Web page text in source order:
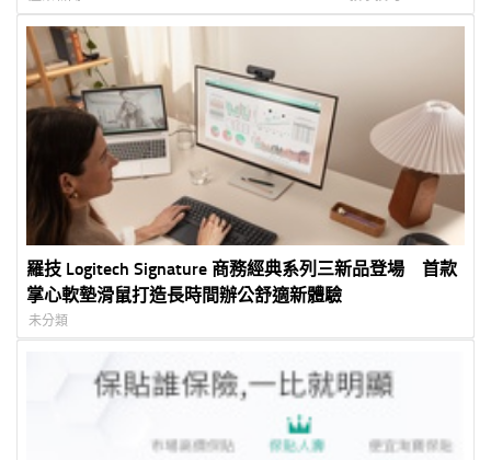
羅技 Logitech Signature 商務經典系列三新品登場 首款
掌心軟墊滑鼠打造長時間辦公舒適新體驗
未分類